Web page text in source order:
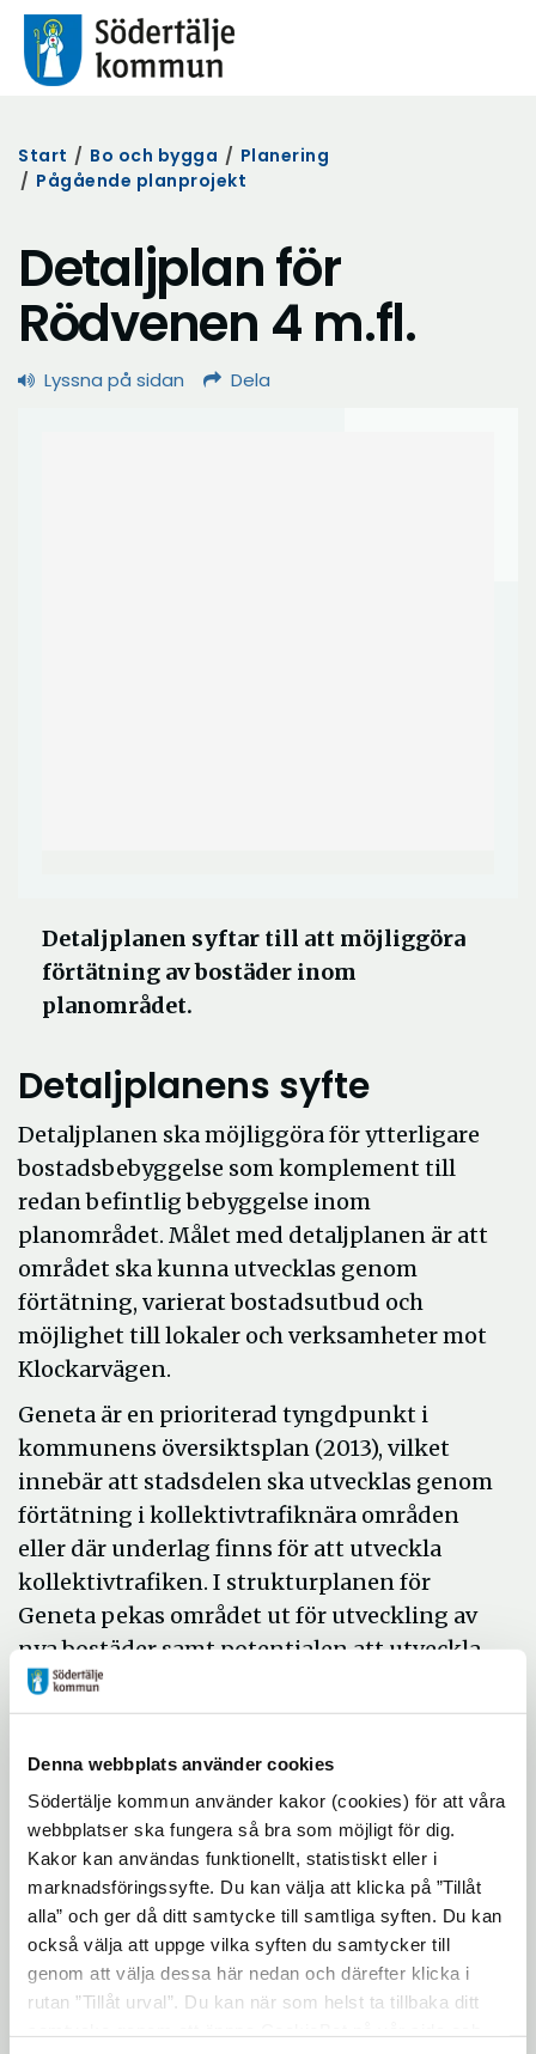
Denna webbplats använder cookies
Södertälje kommun använder kakor (cookies) för att våra
webbplatser ska fungera så bra som möjligt för dig.
Kakor kan användas funktionellt, statistiskt eller i
marknadsföringssyfte. Du kan välja att klicka på ”Tillåt
alla” och ger då ditt samtycke till samtliga syften. Du kan
också välja att uppge vilka syften du samtycker till
genom att välja dessa här nedan och därefter klicka i
rutan ”Tillåt urval”. Du kan när som helst ta tillbaka ditt
Start / Bo och bygga / Planering
/ Pågående planprojekt
Detaljplan för
Rödvenen 4 m.fl.
Lyssna på sidan Dela
Detaljplanen syftar till att möjliggöra
förtätning av bostäder inom
planområdet.
Detaljplanens syfte
Detaljplanen ska möjliggöra för ytterligare
bostadsbebyggelse som komplement till
redan befintlig bebyggelse inom
planområdet. Målet med detaljplanen är att
området ska kunna utvecklas genom
förtätning, varierat bostadsutbud och
möjlighet till lokaler och verksamheter mot
Klockarvägen.
Geneta är en prioriterad tyngdpunkt i
kommunens översiktsplan (2013), vilket
innebär att stadsdelen ska utvecklas genom
förtätning i kollektivtrafiknära områden
eller där underlag finns för att utveckla
kollektivtrafiken. I strukturplanen för
Geneta pekas området ut för utveckling av
nya bostäder samt potentialen att utveckla
området närmast Prästgårdsvägen till en
levande stadsgata med verksamheter i
det befintliga centrumet i väster.
Detaljplanen syftar till att möjliggöra
förtätning av nya bostäder i flerbostadshus
samt radhus inom befintligt
flerbostadshusområde. Vidare syftar
detaljplanen även till att möjliggöra
attraktivare, tryggare och mer definierade
bostadsgårdar mellan husen.